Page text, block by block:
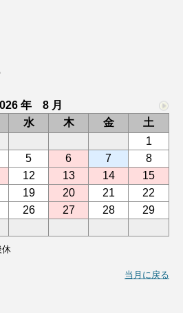
年 8 月
水 木 金
土
1
5 6 7
8
12 13 14
15
19 20 21
22
26 27 28
29
休
当月に戻る